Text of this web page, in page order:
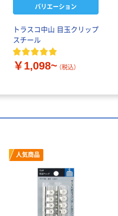
バリエーション
トラスコ中山 目玉クリップ
スチール
￥1,098~ （税込）
人気商品